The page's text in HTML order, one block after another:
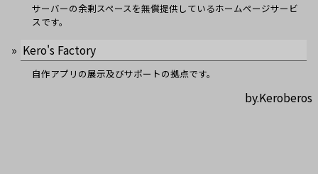
サーバーの余剰スペースを無償提供しているホームページサービ
スです。
Kero's Factory
自作アプリの展示及びサポートの拠点です。
by.Keroberos